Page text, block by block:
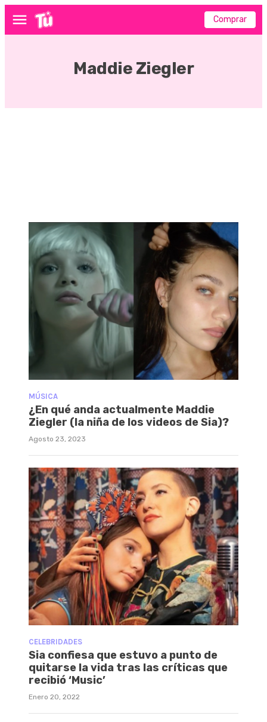
Menú Comprar
Maddie Ziegler
MÚSICA
¿En qué anda actualmente Maddie
Ziegler (la niña de los videos de Sia)?
Agosto 23, 2023
CELEBRIDADES
Sia confiesa que estuvo a punto de
quitarse la vida tras las críticas que
recibió ‘Music’
Enero 20, 2022